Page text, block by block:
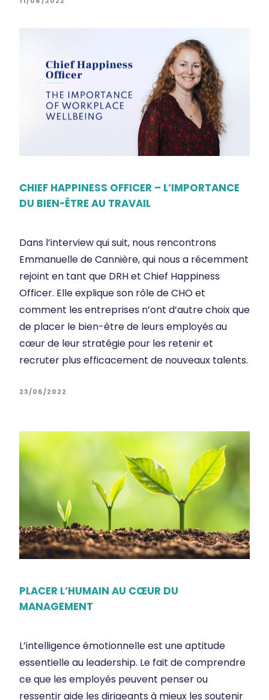
CHIEF HAPPINESS OFFICER – L’IMPORTANCE
DU BIEN-ÊTRE AU TRAVAIL
Dans l’interview qui suit, nous rencontrons
Emmanuelle de Cannière, qui nous a récemment
rejoint en tant que DRH et Chief Happiness
Officer. Elle explique son rôle de CHO et
comment les entreprises n’ont d’autre choix que
de placer le bien-être de leurs employés au
cœur de leur stratégie pour les retenir et
recruter plus efficacement de nouveaux talents.
23/06/2022
PLACER L’HUMAIN AU CŒUR DU
MANAGEMENT
L’intelligence émotionnelle est une aptitude
essentielle au leadership. Le fait de comprendre
ce que les employés peuvent penser ou
ressentir aide les dirigeants à mieux les soutenir